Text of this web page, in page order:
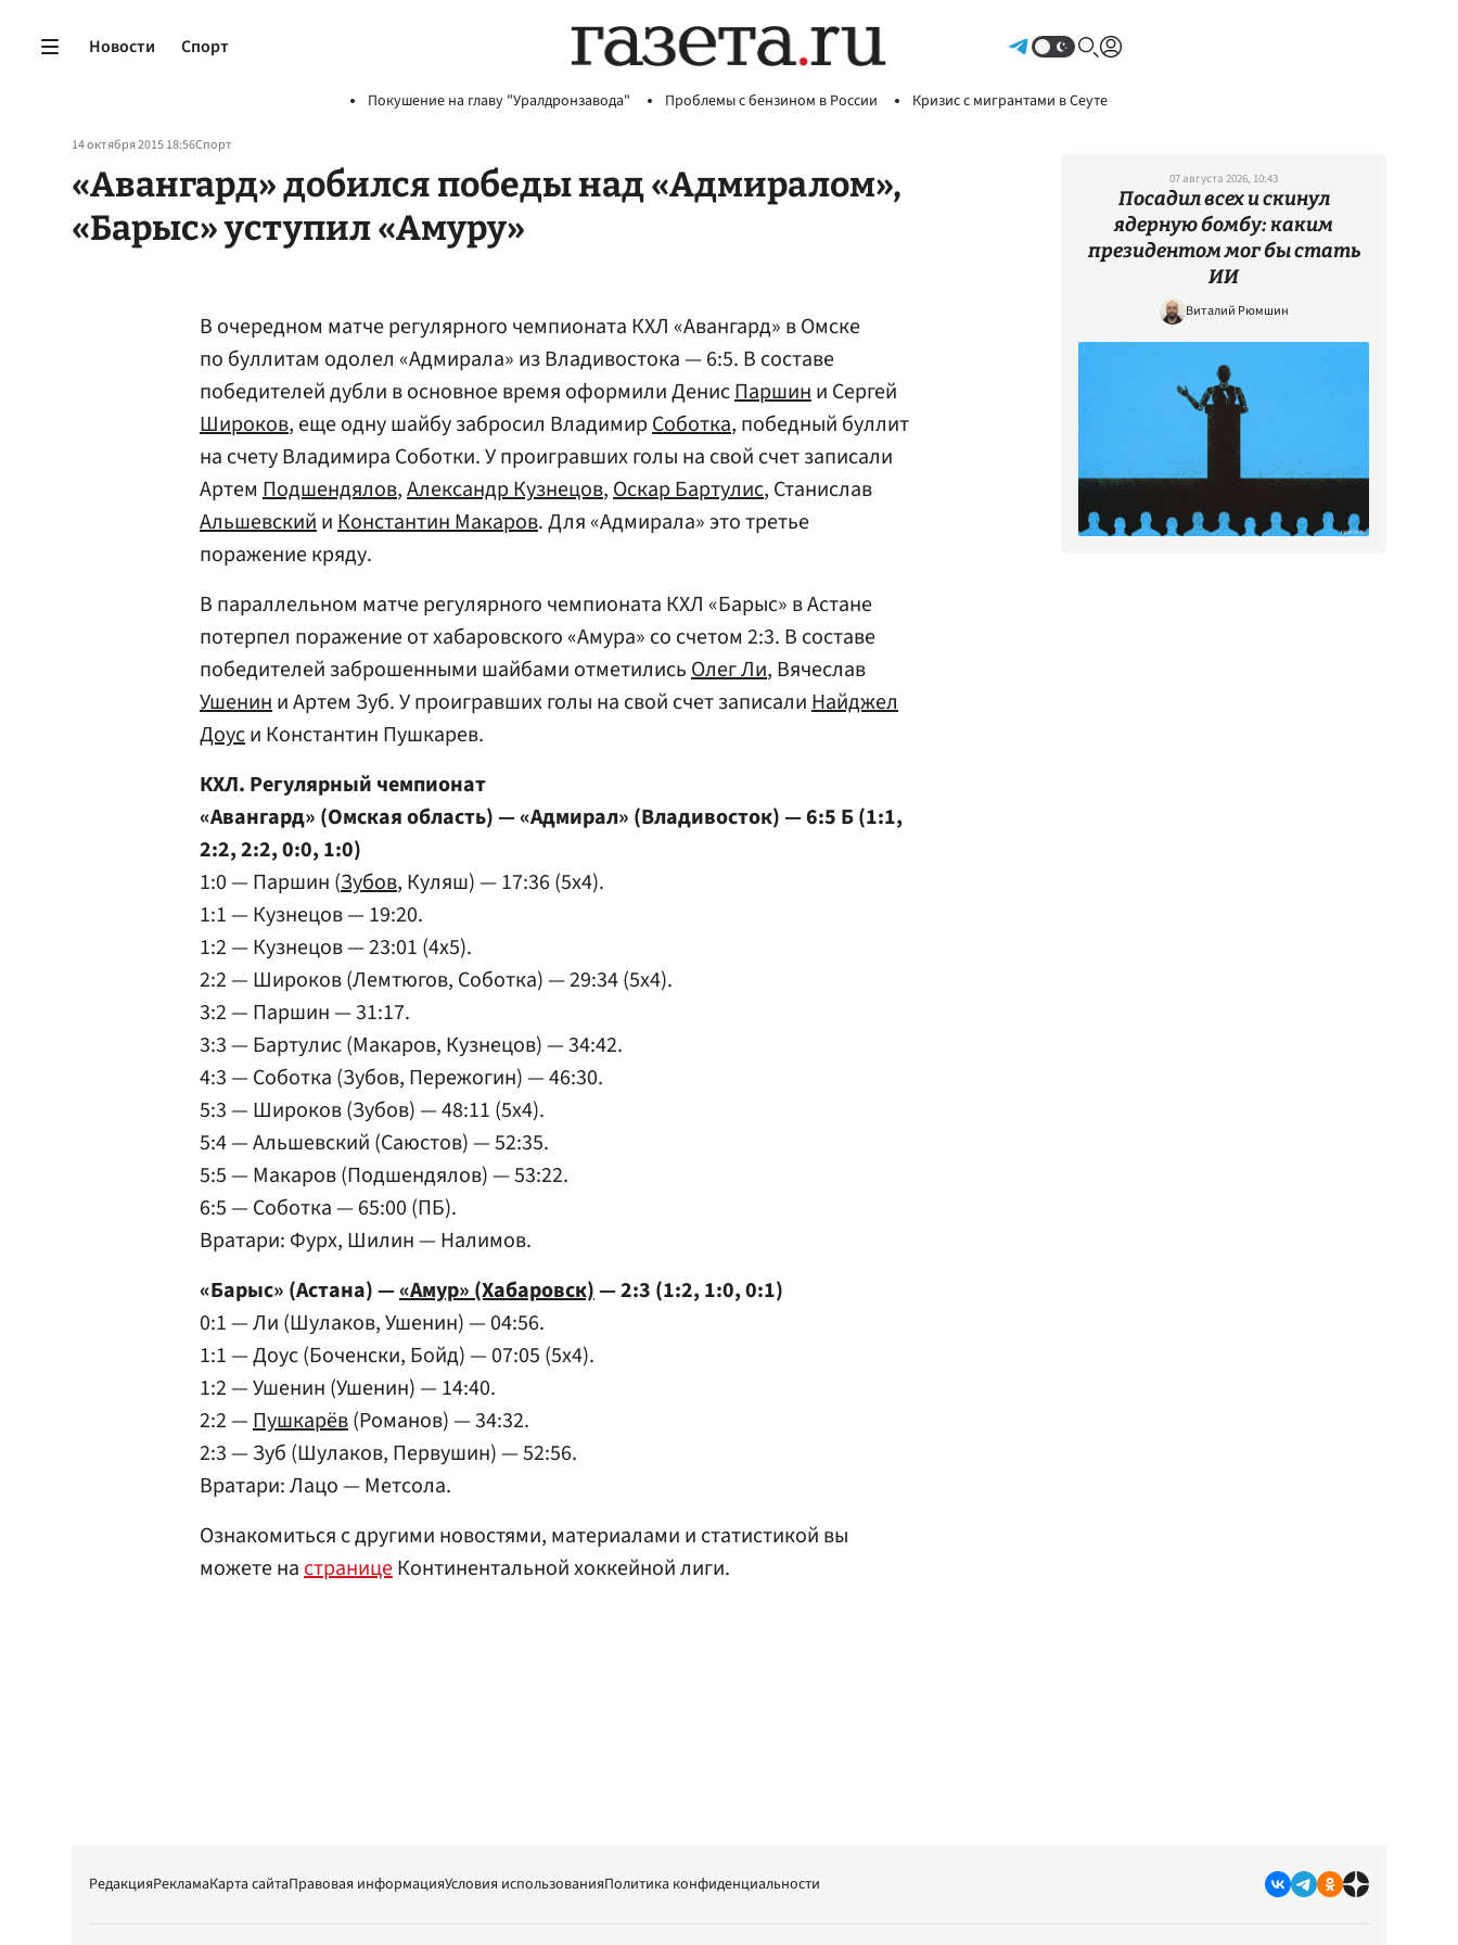
Новости Спорт
Покушение на главу "Уралдронзавода" Проблемы с бензином в России Кризис с мигрантами в Сеуте
14 октября 2015 18:56Спорт
«Авангард» добился победы над «Адмиралом»,
«Барыс» уступил «Амуру»
В очередном матче регулярного чемпионата КХЛ «Авангард» в Омске
по буллитам одолел «Адмирала» из Владивостока — 6:5. В составе
победителей дубли в основное время оформили ДенисПаршини Сергей
Широков, еще одну шайбу забросил ВладимирСоботка, победный буллит
на счету Владимира Соботки. У проигравших голы на свой счет записали
Артем Подшендялов,Александр Кузнецов,Оскар Бартулис, Станислав
АльшевскийиКонстантин Макаров. Для «Адмирала» это третье
поражение кряду.
В параллельном матче регулярного чемпионата КХЛ «Барыс» в Астане
потерпел поражение от хабаровского «Амура» со счетом 2:3. В составе
победителей заброшенными шайбами отметилисьОлег Ли, Вячеслав
Ушенини Артем Зуб. У проигравших голы на свой счет записалиНайджел
Доуси Константин Пушкарев.
КХЛ. Регулярный чемпионат
«Авангард» (Омская область) — «Адмирал» (Владивосток) — 6:5 Б (1:1,
2:2, 2:2, 0:0, 1:0)
1:0 — Паршин (Зубов, Куляш) — 17:36 (5x4).
1:1 — Кузнецов — 19:20.
1:2 — Кузнецов — 23:01 (4x5).
2:2 — Широков (Лемтюгов, Соботка) — 29:34 (5x4).
3:2 — Паршин — 31:17.
3:3 — Бартулис (Макаров, Кузнецов) — 34:42.
4:3 — Соботка (Зубов, Пережогин) — 46:30.
5:3 — Широков (Зубов) — 48:11 (5x4).
5:4 — Альшевский (Саюстов) — 52:35.
5:5 — Макаров (Подшендялов) — 53:22.
6:5 — Соботка — 65:00 (ПБ).
Вратари: Фурх, Шилин — Налимов.
«Барыс» (Астана) —«Амур» (Хабаровск)— 2:3 (1:2, 1:0, 0:1)
0:1 — Ли (Шулаков, Ушенин) — 04:56.
1:1 — Доус (Боченски, Бойд) — 07:05 (5x4).
1:2 — Ушенин (Ушенин) — 14:40.
2:2 —Пушкарёв(Романов) — 34:32.
2:3 — Зуб (Шулаков, Первушин) — 52:56.
Вратари: Лацо — Метсола.
Ознакомиться с другими новостями, материалами и статистикой вы
можете настраницеКонтинентальной хоккейной лиги.
07 августа 2026, 10:43
Посадил всех и скинул
ядерную бомбу: каким
президентом мог бы стать
ИИ
Виталий Рюмшин
РедакцияРекламаКарта сайтаПравовая информацияУсловия использованияПолитика конфиденциальности